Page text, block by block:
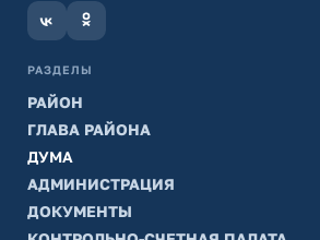
РАЗДЕЛЫ
РАЙОН
ГЛАВА РАЙОНА
ДУМА
АДМИНИСТРАЦИЯ
ДОКУМЕНТЫ